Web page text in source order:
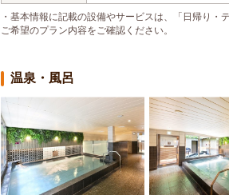
・基本情報に記載の設備やサービスは、「日帰り・
ご希望のプラン内容をご確認ください。
温泉・風呂